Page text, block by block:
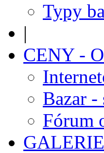
Typy
|
CENY -
Bazar -
Fórum
GALERIE